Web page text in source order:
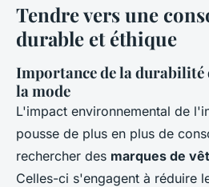
Tendre vers une
durable et éthique
Importance de la
la mode
L'impact environnemental de
pousse de plus en plus de
rechercher des marques de
Celles-ci s'engagent à réduire